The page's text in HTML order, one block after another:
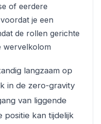
of eerdere
je een
de rollen gerichte
wervelkolom
langzaam op
in de zero-gravity
van liggende
positie kan tijdelijk